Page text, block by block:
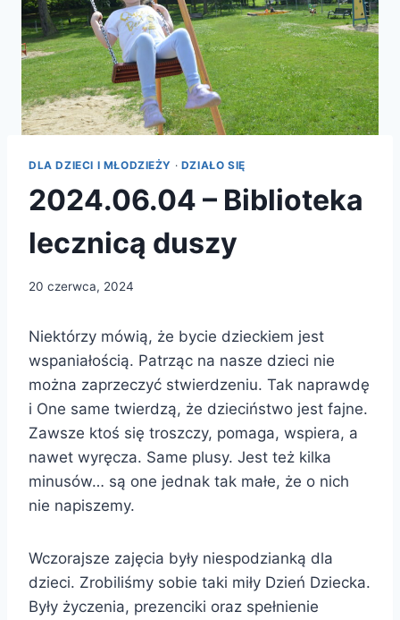
DLA DZIECI I MŁODZIEŻY · DZIAŁO SIĘ
2024.06.04 – Biblioteka
lecznicą duszy
20 czerwca, 2024
Niektórzy mówią, że bycie dzieckiem jest
wspaniałością. Patrząc na nasze dzieci nie
można zaprzeczyć stwierdzeniu. Tak naprawdę
i One same twierdzą, że dzieciństwo jest fajne.
Zawsze ktoś się troszczy, pomaga, wspiera, a
nawet wyręcza. Same plusy. Jest też kilka
minusów… są one jednak tak małe, że o nich
nie napiszemy.
Wczorajsze zajęcia były niespodzianką dla
dzieci. Zrobiliśmy sobie taki miły Dzień Dziecka.
Były życzenia, prezenciki oraz spełnienie